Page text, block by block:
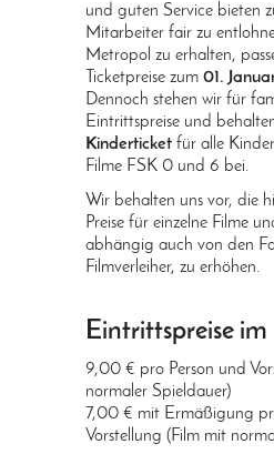
und guten Service bieten
Mitarbeiter fair zu
Metropol zu erhalten,
Ticketpreise zum01.
Dennoch stehen wir für
Eintrittspreise und
Kinderticket für alle
Filme FSK 0 und 6 bei.
Wir behalten uns vor, die
Preise für einzelne Filme
abhängig auch von den
Filmverleiher, zu erhöhen.
Eintrittspreise
9,00 € pro Person und
normaler Spieldauer)
7,00 € mit Ermäßigung
Vorstellung (Film mit